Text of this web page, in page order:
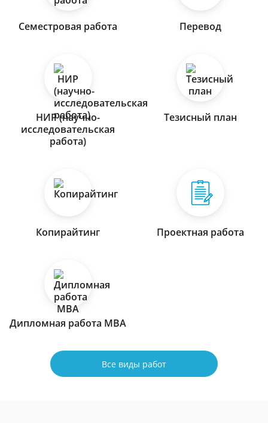
Семестровая работа Перевод
НИР (научно-
исследовательская
работа)
Тезисный план
Копирайтинг Проектная работа
Дипломная работа МВА
Все виды работ